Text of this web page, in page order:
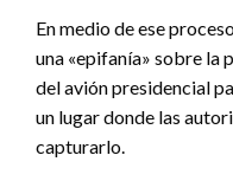
En medio de ese
una «epifanía» sobre la
del avión presidencial
un lugar donde las
capturarlo.